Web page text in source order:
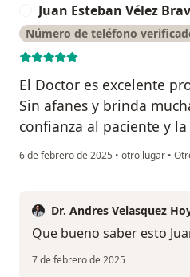
Juan Esteban Vélez
Número de teléfono
El Doctor es excelente
Sin afanes y brinda
confianza al paciente y
6 de febrero de 2025 • otro lugar •
Dr. Andres Velasquez
Que bueno saber esto
7 de febrero de 2025